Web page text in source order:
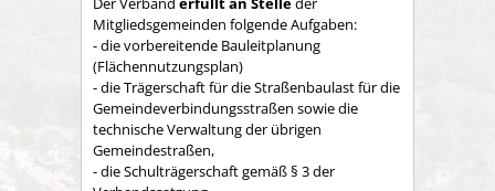
Mitgliedsgemeinden folgende Aufgaben:
- die vorbereitende Bauleitplanung
(Flächennutzungsplan)
- die Trägerschaft für die Straßenbaulast für die
Gemeindeverbindungsstraßen sowie die
technische Verwaltung der übrigen
Gemeindestraßen,
- die Schulträgerschaft gemäß § 3 der